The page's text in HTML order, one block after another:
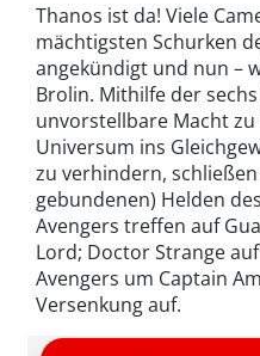
Thanos ist da! Viele
mächtigsten Schurken
angekündigt und nun –
Brolin. Mithilfe der
unvorstellbare Macht zu
Universum ins
zu verhindern,
gebundenen) Helden
Avengers treffen auf
Lord; Doctor Strange
Avengers um Captain
Versenkung auf.